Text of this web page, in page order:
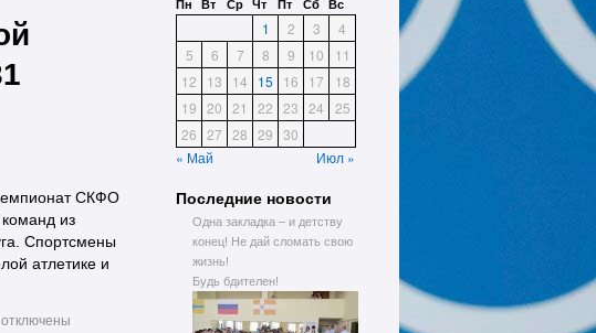
Пн Вт Ср Чт Пт Сб Вс
« Май Июл »
1 2 3
4
5
6 7 8 9 10
11
12
13 14 15 16 17
18
19 20 21 22 23 24
25
26 27 28 29 30
Последние новости
Одна закладка – и детству
конец! Не дай сломать свою
жизнь!
Будь бдителен!
СКФО
из
Спортсмены
атлетике и
отключены